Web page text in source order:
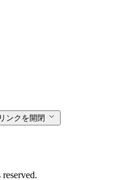
ンクを開閉